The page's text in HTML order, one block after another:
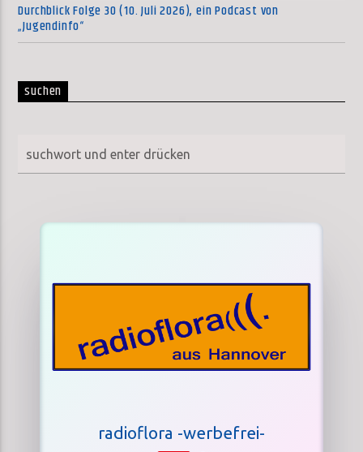
Durchblick Folge 30 (10. Juli 2026), ein Podcast von
„Jugendinfo“
suchen
radioflora -werbefrei-